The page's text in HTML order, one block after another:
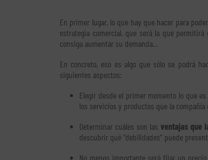
En primer lugar, lo que hay que hacer para
estrategia comercial, que será la que
consiga aumentar su demanda…
En concreto, eso es algo que sólo se podrá
siguientes aspectos:
Elegir desde el primer momento lo que
los servicios y productos que la compañía
Determinar cuáles son las ventajas que
descubrir qué “debilidades” puede
No menos importante será fijar un